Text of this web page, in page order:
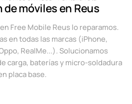
móviles en Reus
Free Mobile Reus lo reparamos.
en todas las marcas (iPhone,
RealMe...). Solucionamos
carga, baterías y micro-soldadura
placa base.